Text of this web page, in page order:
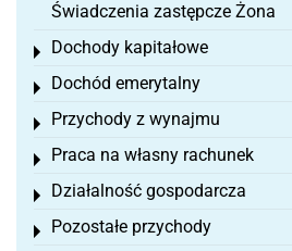
Świadczenia zastępcze Żona
Dochody kapitałowe
Toggle menu
Dochód emerytalny
Toggle menu
Przychody z wynajmu
Toggle menu
Praca na własny rachunek
Toggle menu
Działalność gospodarcza
Toggle menu
Pozostałe przychody
Toggle menu